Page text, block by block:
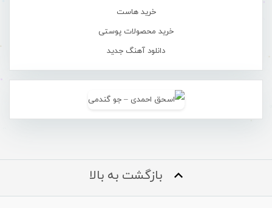
خرید هاست
خرید محصولات پوستی
دانلود آهنگ جدید
بازگشت به بالا